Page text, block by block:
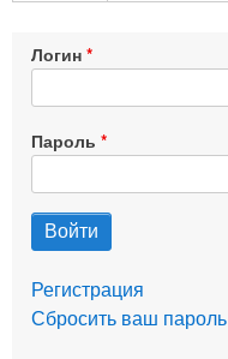
Логин
Пароль
Регистрация
Сбросить ваш пароль